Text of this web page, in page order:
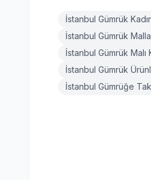
İstanbul Gümrük
İstanbul Gümrük
İstanbul Gümrük Malı
İstanbul Gümrük
İstanbul Gümrüğe